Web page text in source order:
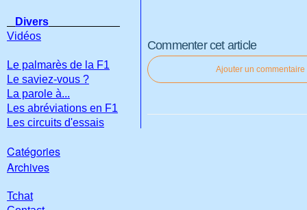
Commenter cet article
Ajouter un commentaire
Divers
Vidéos
Le palmarès de la F1
Le saviez-vous ?
La parole à...
Les abréviations en F1
Les circuits d'essais
Catégories
Archives
Tchat